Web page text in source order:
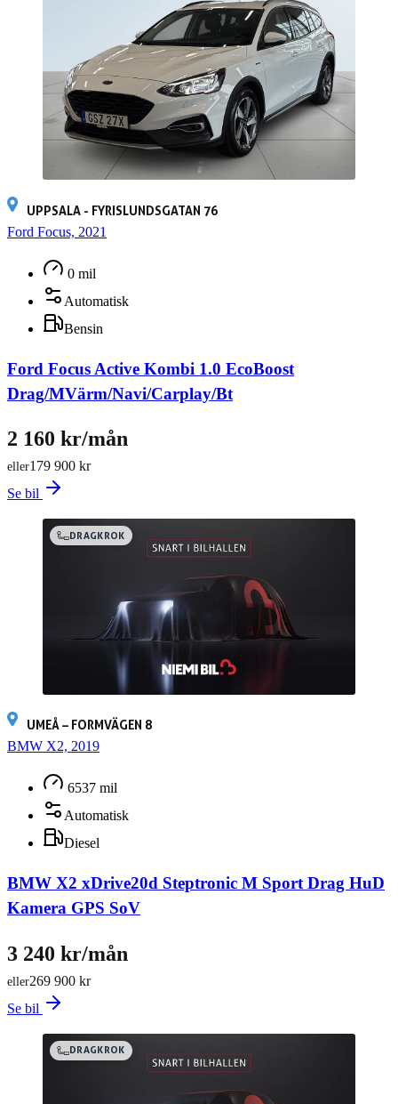
UPPSALA - FYRISLUNDSGATAN 76
Ford Focus, 2021
0 mil
Automatisk
Bensin
Ford Focus Active Kombi 1.0 EcoBoost
Drag/MVärm/Navi/Carplay/Bt
179 900 kr
eller
2 160 kr/mån
Se bil
DRAGKROK
UMEÅ – FORMVÄGEN 8
BMW X2, 2019
6537 mil
Automatisk
Diesel
BMW X2 xDrive20d Steptronic M Sport Drag HuD
Kamera GPS SoV
269 900 kr
eller
3 240 kr/mån
Se bil
DRAGKROK